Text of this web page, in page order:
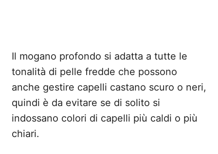
Il mogano profondo si adatta a tutte le
tonalità di pelle fredde che possono
anche gestire capelli castano scuro o neri,
quindi è da evitare se di solito si
indossano colori di capelli più caldi o più
chiari.